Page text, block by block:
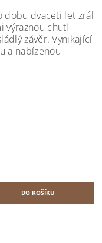
dobu dvaceti let zrál
výraznou chutí
závěr. Vynikající
a nabízenou